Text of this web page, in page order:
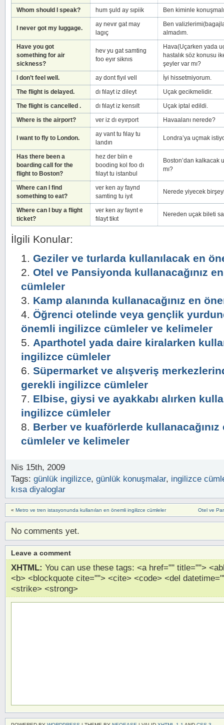
Whom should I speak? hum şuld ay sıpiik Ben kiminle
I never got my luggage.
ay nevır gat may
lagıç
Ben
almadım.
Have you got
something for air
sickness?
hev yu gat samting
foo eyır siknıs
Hava(Uçarken yada
hastalık söz konusu
şeyler var mı?
I don’t feel well.
ay dont fiyıl vell
İyi hissetmiyorum.
The flight is delayed.
dı fılayt iz dileyt
Uçak gecikmelidir.
The flight is cancelled .
dı fılayt iz kensılt
Uçak iptal edildi.
Where is the airport?
ver iz dı eyırport Havaalanı nerede?
I want to fly to London.
ay vant tu fılay tu
landın
Londra’ya uçmak
Has there been a
boarding call for the
flight to Boston?
hez der biin e
booding kol foo dı
fılayt tu istanbul
Boston’dan kalkacak
mı?
Where can I find
something to eat?
ver ken ay faynd
samting tu iyıt
Nerede yiyecek
Where can I buy a flight
ticket?
ver ken ay faynt e
fılayt tikıt
Nereden uçak bileti
İlgili Konular:
Geziler ve turlarda kullanılacak en
Otel ve Pansiyonda kullanacağınız
cümleler
Kamp alanında kullanacağınız en
Öğrenci otelinde veya gençlik
önemli ingilizce cümleler ve kelimeler
Aparthotel yada daire kiralarken
ingilizce cümleler
Süpermarket ve alışveriş
gerekli ingilizce cümleler
Elbise, giysi ve ayakkabı alırken
ingilizce cümleler
Berber ve kuaförlerde
cümleler ve kelimeler
Nis 15th, 2009
Tags: günlük ingilizce, günlük konuşmalar, ingilizce
kısa diyaloglar
« Metro ve tren istasyonunda kullanılan en önemli ingilizce cümleler Otel ve
No comments yet.
Leave a comment
XHTML: You can use these tags: <a href="" title="">
<b> <blockquote cite=""> <cite> <code> <del
<strike> <strong>